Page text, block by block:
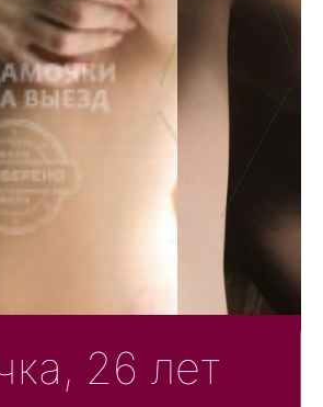
26 лет